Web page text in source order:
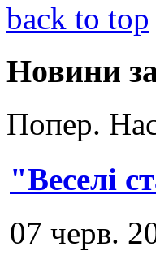
back to top
Новини
Попер.
"Веселі
07 черв.